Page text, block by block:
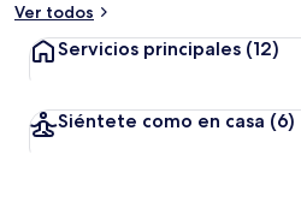
Ver todos
Servicios principales (12)
Siéntete como en casa (6)